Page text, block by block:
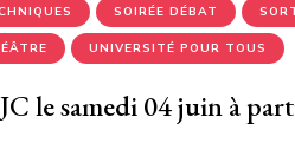
SOIRÉE DÉBAT
UNIVERSITÉ POUR TOUS
le samedi 04 juin à